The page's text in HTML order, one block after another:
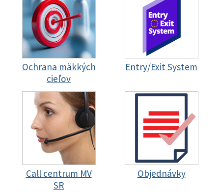
Ochrana mäkkých
cieľov
Entry/Exit System
Call centrum MV
SR
Objednávky